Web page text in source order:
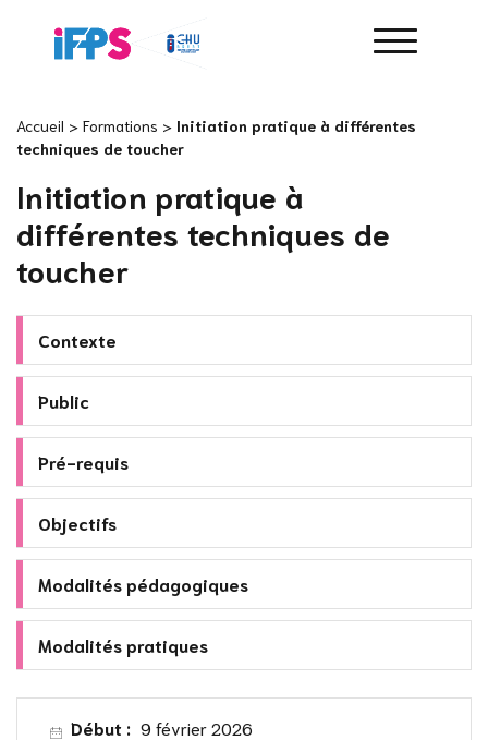
Accueil > Formations > Initiation pratique à différentes
techniques de toucher
Initiation pratique à
différentes techniques de
toucher
Contexte
Public
Pré-requis
Objectifs
Modalités pédagogiques
Modalités pratiques
Début : 9 février 2026